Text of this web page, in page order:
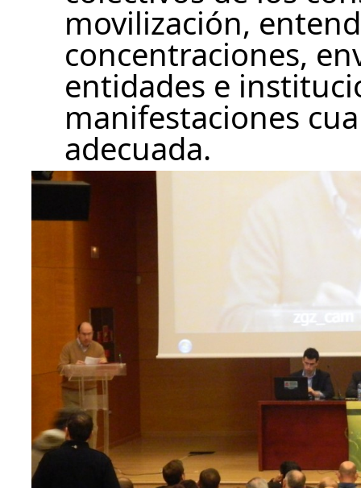
movilización,
concentraciones,
entidades e
manifestaciones
adecuada.